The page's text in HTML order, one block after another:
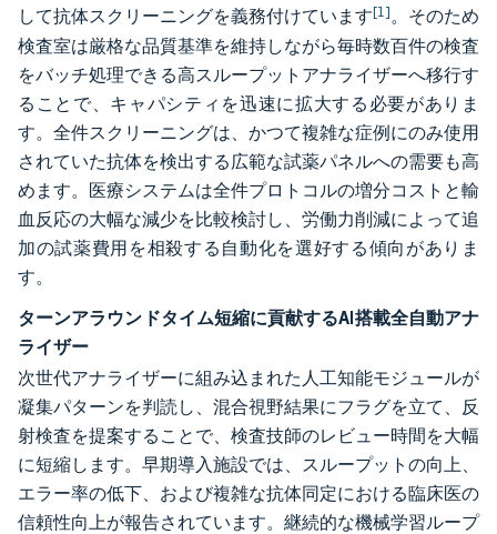
して抗体スクリーニングを義務付けています[1]。そのため
検査室は厳格な品質基準を維持しながら毎時数百件の検査
をバッチ処理できる高スループットアナライザーへ移行す
ることで、キャパシティを迅速に拡大する必要がありま
す。全件スクリーニングは、かつて複雑な症例にのみ使用
されていた抗体を検出する広範な試薬パネルへの需要も高
めます。医療システムは全件プロトコルの増分コストと輸
血反応の大幅な減少を比較検討し、労働力削減によって追
加の試薬費用を相殺する自動化を選好する傾向がありま
す。
ターンアラウンドタイム短縮に貢献するAI搭載全自動アナ
ライザー
次世代アナライザーに組み込まれた人工知能モジュールが
凝集パターンを判読し、混合視野結果にフラグを立て、反
射検査を提案することで、検査技師のレビュー時間を大幅
に短縮します。早期導入施設では、スループットの向上、
エラー率の低下、および複雑な抗体同定における臨床医の
信頼性向上が報告されています。継続的な機械学習ループ